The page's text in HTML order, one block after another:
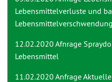
Lebensmittelverluste und
Lebensmittelverschwendung
12.02.2020 Afnrage
Lebensmittel
11.02.2020 Anfrage